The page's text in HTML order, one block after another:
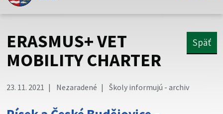
Toto je oficiálna webová stránka Prešovského
Táto stránka je zabezpečená
cez zabezpečenú webovú stránku. Zabezpečená stránka
vždy začína https:// pred názvom domény webového sídla.
ERASMUS+ VET
MOBILITY CHARTER
Späť
23. 11. 2021 Nezaradené Školy informujú - archiv